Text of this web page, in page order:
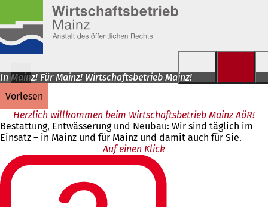
Inhalt anspringen
In Mainz! Für Mainz! Wirtschaftsbetrieb Mainz!
vorlesen
Herzlich willkommen beim Wirtschaftsbetrieb Mainz AöR!
Bestattung, Entwässerung und Neubau: Wir sind täglich im
Einsatz – in Mainz und für Mainz und damit auch für Sie.
Auf einen Klick